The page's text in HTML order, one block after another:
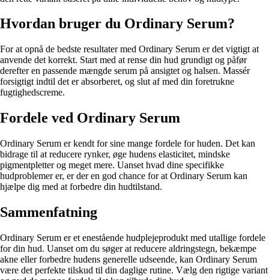
Hvordan bruger du Ordinary Serum?
For at opnå de bedste resultater med Ordinary Serum er det vigtigt at
anvende det korrekt. Start med at rense din hud grundigt og påfør
derefter en passende mængde serum på ansigtet og halsen. Massér
forsigtigt indtil det er absorberet, og slut af med din foretrukne
fugtighedscreme.
Fordele ved Ordinary Serum
Ordinary Serum er kendt for sine mange fordele for huden. Det kan
bidrage til at reducere rynker, øge hudens elasticitet, mindske
pigmentpletter og meget mere. Uanset hvad dine specifikke
hudproblemer er, er der en god chance for at Ordinary Serum kan
hjælpe dig med at forbedre din hudtilstand.
Sammenfatning
Ordinary Serum er et enestående hudplejeprodukt med utallige fordele
for din hud. Uanset om du søger at reducere aldringstegn, bekæmpe
akne eller forbedre hudens generelle udseende, kan Ordinary Serum
være det perfekte tilskud til din daglige rutine. Vælg den rigtige variant